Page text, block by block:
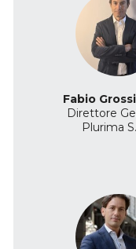
Fabio
Direttore
Plurima